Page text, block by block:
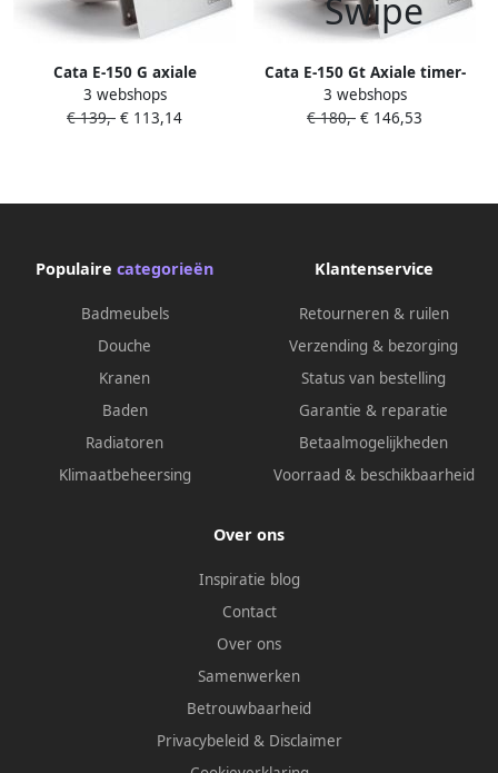
Cata E-150 G axiale
afzuigventilator 21W buizen
150 mm wit
3 webshops
€ 139,- € 113,14
Cata E-150 Gt Axiale timer-
afzuigventilator 21W kanaal
150 mm wit
3 webshops
€ 180,- € 146,53
Populaire categorieën
Badmeubels
Douche
Kranen
Baden
Radiatoren
Klimaatbeheersing
Klantenservice
Retourneren & ruilen
Verzending & bezorging
Status van bestelling
Garantie & reparatie
Betaalmogelijkheden
Voorraad & beschikbaarheid
Over ons
Inspiratie blog
Contact
Over ons
Samenwerken
Betrouwbaarheid
Privacybeleid & Disclaimer